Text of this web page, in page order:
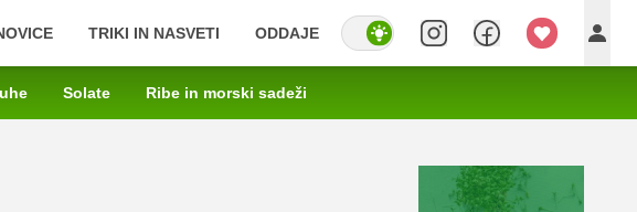
TRIKI IN NASVETI ODDAJE
Solate Ribe in morski sadeži